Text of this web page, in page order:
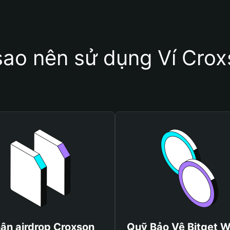
nên sử dụng Ví
airdrop Croxson Quỹ Bảo Vệ Bitget